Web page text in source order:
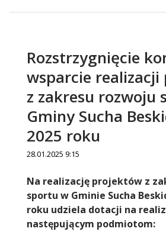
Rozstrzygnięcie
wsparcie
z zakresu rozwoju
Gminy Sucha
2025 roku
28.01.2025 9:15
Treść
Na realizację projektów z
sportu w Gminie Sucha
roku udziela dotacji na
następującym podmiotom: